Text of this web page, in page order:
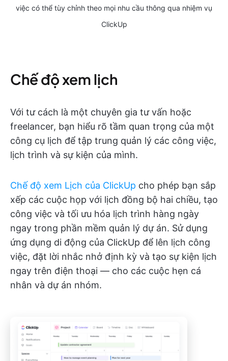
việc có thể tùy chỉnh theo mọi nhu cầu thông qua nhiệm vụ
ClickUp
Chế độ xem lịch
Với tư cách là một chuyên gia tư vấn hoặc
freelancer, bạn hiểu rõ tầm quan trọng của một
công cụ lịch để tập trung quản lý các công việc,
lịch trình và sự kiện của mình.
Chế độ xem Lịch của ClickUp cho phép bạn sắp
xếp các cuộc họp với lịch đồng bộ hai chiều, tạo
công việc và tối ưu hóa lịch trình hàng ngày
ngay trong phần mềm quản lý dự án. Sử dụng
ứng dụng di động của ClickUp để lên lịch công
việc, đặt lời nhắc nhở định kỳ và tạo sự kiện lịch
ngay trên điện thoại — cho các cuộc hẹn cá
nhân và dự án nhóm.